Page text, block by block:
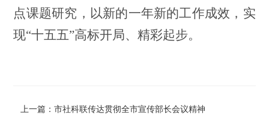
点课题研究， 以新的一年新的工作成效，实
现“十五五”高标开局、精彩起步。
上一篇：市社科联传达贯彻全市宣传部长会议精神